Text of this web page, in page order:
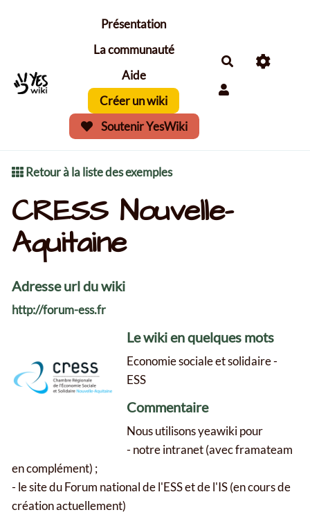
Aller au contenu principal
Présentation
La communauté
Aide
Créer un wiki
Soutenir YesWiki
Retour à la liste des exemples
CRESS Nouvelle-
Aquitaine
Adresse url du wiki
http://forum-ess.fr
Le wiki en quelques mots
Economie sociale et solidaire -
ESS
Commentaire
Nous utilisons yeawiki pour
- notre intranet (avec framateam
en complément) ;
- le site du Forum national de l'ESS et de l'IS (en cours de
création actuellement)